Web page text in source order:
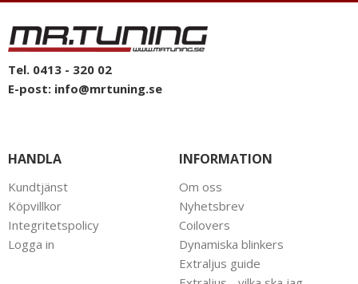
Tel. 0413 - 320 02
E-post: info@mrtuning.se
HANDLA
Kundtjänst
Köpvillkor
Integritetspolicy
Logga in
INFORMATION
Om oss
Nyhetsbrev
Coilovers
Dynamiska blinkers
Extraljus guide